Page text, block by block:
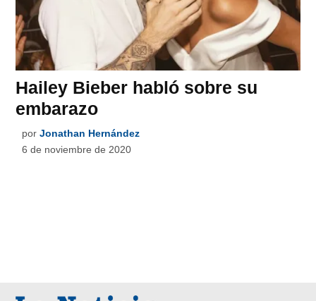
Hailey Bieber habló sobre su
embarazo
por Jonathan Hernández
6 de noviembre de 2020